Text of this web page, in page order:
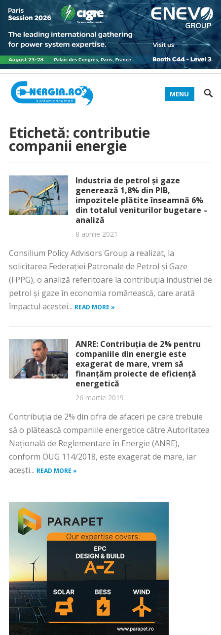
MENU
Etichetă: contributie
companii energie
Industria de petrol și gaze
generează 1,8% din PIB,
impozitele plătite înseamnă 6%
din totalul veniturilor bugetare –
analiză
8 aprilie 2021
Consilium Policy Advisors Group a realizat, la
solicitarea Federației Patronale de Petrol și Gaze
(FPPG), o analiză referitoare la contribuția industriei de
petrol și gaze în economia românească, care arată
împactul acestei... READ MORE »
ANRE: Contribuţia de 2% pentru
companiile din energie este
exagerat de mare, vrem să
finanţăm proiecte de eficienţă
energetică
26 martie 2019
Contribuţia de 2% din cifra de afaceri pe care trebuie
să o plătească companiile energetice către Autoritatea
Naţională de Reglementare în Energie (ANRE),
conform OUG 114/2018, este exagerat de mare, iar
aceşti... READ MORE »